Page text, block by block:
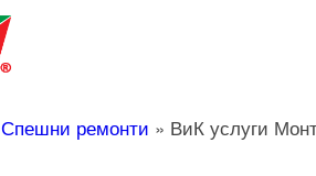
Спешни ремонти » ВиК услуги